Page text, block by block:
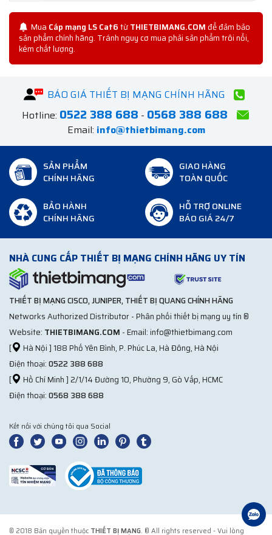
Mua Cáp mạng LS Cat6từTHIETBIMANG.COMđể đảm bảo
sản phẩm chính hãng. Tránh nguy cơ mua phải sản phẩm trôi nổi,
kém chất lượng.
BÁO GIÁ THIẾT BỊ MẠNG CHÍNH HÃNG
Hotline: 0522 388 688 - 0568 388 688
Email: info@thietbimang.com
SẢN PHẨM
CHÍNH HÃNG
GIAO HÀNG
TOÀN QUỐC
BẢO HÀNH
CHÍNH HÃNG
HỖ TRỢ ONLINE
BÁO GIÁ 24/7
NHÀ CUNG CẤP THIẾT BỊ MẠNG CHÍNH HÃNG UY TÍN
THIẾT BỊ MẠNG CISCO, JUNIPER, THIẾT BỊ QUANG CHÍNH HÃNG
Networks Authorized Distributor - Phân phối thiết bị mạng uy tín ®
Website: THIETBIMANG.COM - Email: info@thietbimang.com
[
Hà Nội ] 188 Phố Yên Bình, P. Phúc La, Hà Đông, Hà Nội
Điện thoại:0522 388 688
[
Hồ Chí Minh ] 2/1/14 Đường 10, Phường 9, Gò Vấp, HCMC
Điện thoại:0568 388 688
Kết nối với chúng tôi qua Social
© 2018 Bản quyền thuộc THIẾT BỊ MẠNG. ® All rights reserved - Vui lòng